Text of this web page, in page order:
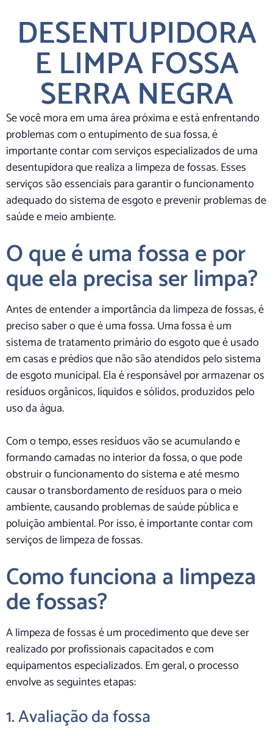
DESENTUPIDORA
E LIMPA FOSSA
SERRA NEGRA
Se você mora em uma área próxima e está enfrentando
problemas com o entupimento de sua fossa, é
importante contar com serviços especializados de uma
desentupidora que realiza a limpeza de fossas. Esses
serviços são essenciais para garantir o funcionamento
adequado do sistema de esgoto e prevenir problemas de
saúde e meio ambiente.
O que é uma fossa e por
que ela precisa ser limpa?
Antes de entender a importância da limpeza de fossas, é
preciso saber o que é uma fossa. Uma fossa é um
sistema de tratamento primário do esgoto que é usado
em casas e prédios que não são atendidos pelo sistema
de esgoto municipal. Ela é responsável por armazenar os
resíduos orgânicos, líquidos e sólidos, produzidos pelo
uso da água.
Com o tempo, esses resíduos vão se acumulando e
formando camadas no interior da fossa, o que pode
obstruir o funcionamento do sistema e até mesmo
causar o transbordamento de resíduos para o meio
ambiente, causando problemas de saúde pública e
poluição ambiental. Por isso, é importante contar com
serviços de limpeza de fossas.
Como funciona a limpeza
de fossas?
A limpeza de fossas é um procedimento que deve ser
realizado por profissionais capacitados e com
equipamentos especializados. Em geral, o processo
envolve as seguintes etapas:
1. Avaliação da fossa